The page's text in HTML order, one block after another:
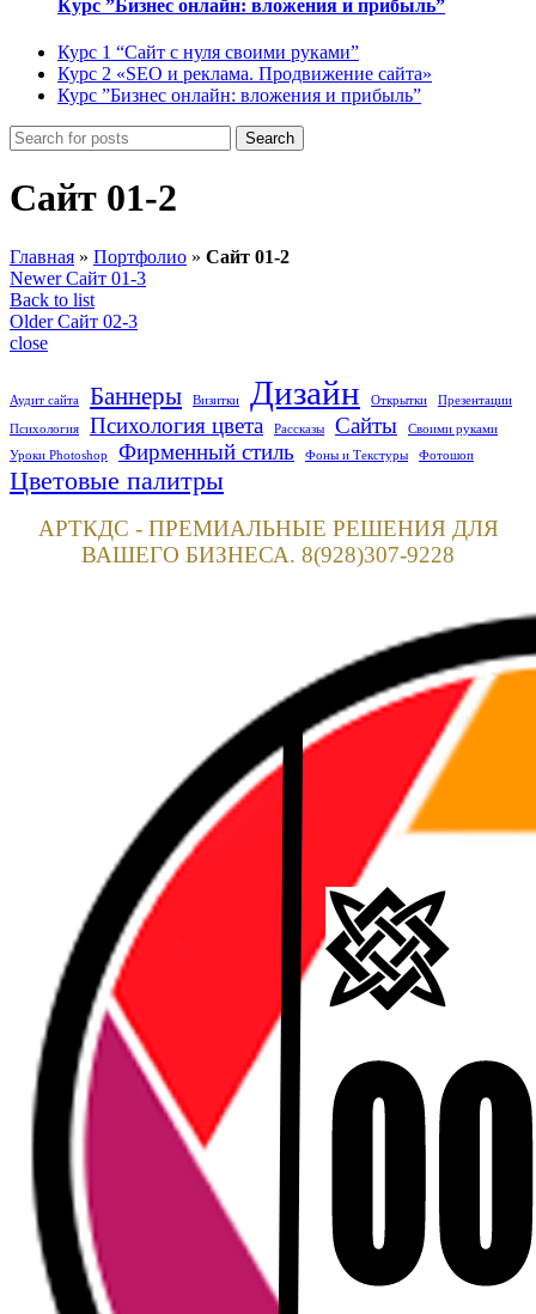
Курс ”Бизнес онлайн: вложения и прибыль”
Курс 1 “Сайт с нуля своими руками”
Курс 2 «SEO и реклама. Продвижение сайта»
Курс ”Бизнес онлайн: вложения и прибыль”
Search
Сайт 01-2
Главная » Портфолио » Сайт 01-2
Newer Сайт 01-3
Back to list
Older Сайт 02-3
close
Аудит сайта Баннеры Визитки Дизайн Открытки Презентации
Психология Психология цвета Рассказы Сайты
Своими руками
Уроки Photoshop
Фирменный стиль Фоны и Текстуры Фотошоп
Цветовые палитры
АРТКДС - ПРЕМИАЛЬНЫЕ РЕШЕНИЯ ДЛЯ
ВАШЕГО БИЗНЕСА. 8(928)307-9228